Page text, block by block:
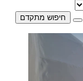
חיפוש מתקדם